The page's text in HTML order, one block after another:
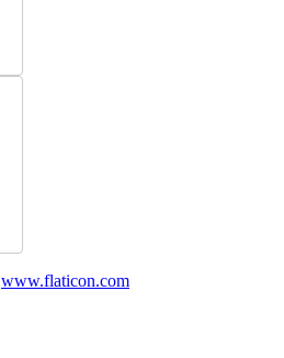
www.flaticon.com